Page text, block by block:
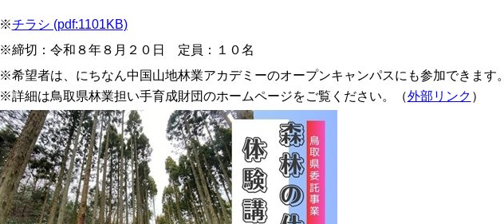
※チラシ (pdf:1101KB)
※締切：令和８年８月２０日 定員：１０名
※希望者は、にちなん中国山地林業アカデミーのオープンキャンパスにも参加できます。
※詳細は鳥取県林業担い手育成財団のホームページをご覧ください。（外部リンク ）